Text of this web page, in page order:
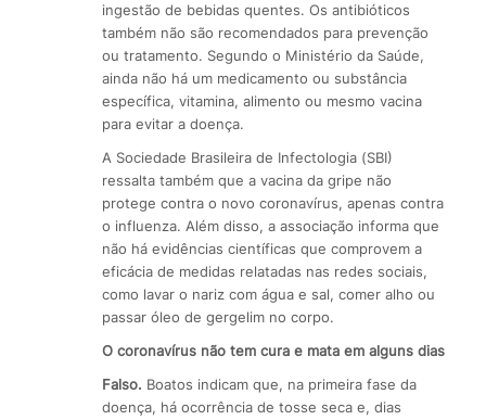
ingestão de bebidas quentes. Os antibióticos
também não são recomendados para prevenção
ou tratamento. Segundo o Ministério da Saúde,
ainda não há um medicamento ou substância
específica, vitamina, alimento ou mesmo vacina
para evitar a doença.
A Sociedade Brasileira de Infectologia (SBI)
ressalta também que a vacina da gripe não
protege contra o novo coronavírus, apenas contra
o influenza. Além disso, a associação informa que
não há evidências científicas que comprovem a
eficácia de medidas relatadas nas redes sociais,
como lavar o nariz com água e sal, comer alho ou
passar óleo de gergelim no corpo.
O coronavírus não tem cura e mata em alguns dias
Falso. Boatos indicam que, na primeira fase da
doença, há ocorrência de tosse seca e, dias